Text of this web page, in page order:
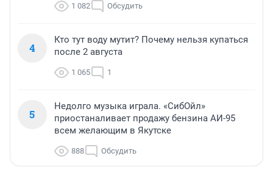
1 082 Обсудить
4
Кто тут воду мутит? Почему нельзя купаться
после 2 августа
1 065 1
5
Недолго музыка играла. «СибОйл»
приостаналивает продажу бензина АИ-95
всем желающим в Якутске
888 Обсудить